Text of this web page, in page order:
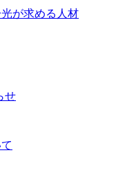
が求める人材
せ